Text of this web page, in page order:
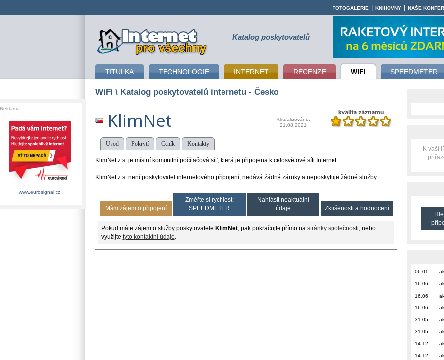
připojení k internetu Katalog poskytovatelů
TITULKA TECHNOLOGIE INTERNET RECENZE WIFI SPEEDMETER
FOTOGALERIE KNIHOVNY NAŠE
WiFi \ Katalog poskytovatelů internetu - Česko
KlimNet
Aktualizováno:
21.08.2021
Úvod Pokrytí Ceník Kontakty
KlimNet z.s. je místní komunitní počítačová síť, která je připojena k celosvětové síti Internet.
KlimNet z.s. není poskytovatel internetového připojení, nedává žádné záruky a neposkytuje žádné služby.
Mám zájem o připojení
Změřte si rychlost:
SPEEDMETER
Nahlásit neaktuální
údaje
Zkušenosti a hodnocení
Pokud máte zájem o služby poskytovatele KlimNet, pak pokračujte přímo na stránky společnosti , nebo
využijte tyto kontaktní údaje
K vaší
06.01
16.06
16.06
16.06
31.05
31.05
14.12
14.12
Reklama:
www.eurosignal.cz